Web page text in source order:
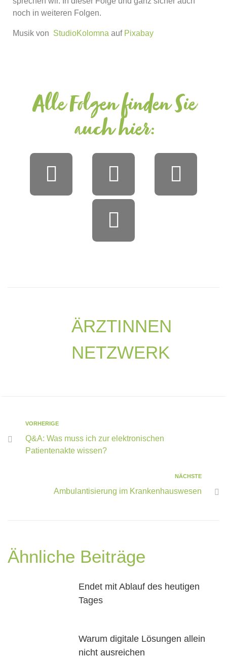
noch in weiteren Folgen.
Musik von StudioKolomna auf Pixabay
Alle Folgen finden Sie
auch hier:
ÄRZTINNEN
NETZWERK
VORHERIGE
Q&A: Was muss ich zur elektronischen
Patientenakte wissen?
NÄCHSTE
Ambulantisierung im Krankenhauswesen
Ähnliche Beiträge
Endet mit Ablauf des heutigen
Tages
Warum digitale Lösungen allein
nicht ausreichen